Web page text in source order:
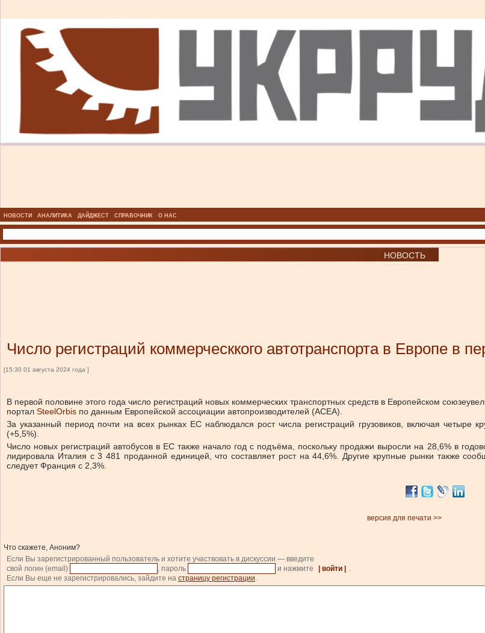
НОВОСТИ АНАЛИТИКА ДАЙДЖЕСТ СПРАВОЧНИК О НАС
НОВОСТЬ
Число регистраций коммерческкого автотранспорта в Европе в
[15:30 01 августа 2024 года ]
В первой половине этого года число регистраций новых коммерческих транспортных средств в Европейском
портал SteelOrbis по данным Европейской ассоциации автопроизводителей (ACEA).
За указанный период почти на всех рынках ЕС наблюдался рост числа регистраций грузовиков, включая
(+5,5%).
Число новых регистраций автобусов в ЕС также начало год с подъёма, поскольку продажи выросли на 28,6% в
лидировала Италия с 3 481 проданной единицей, что составляет рост на 44,6%. Другие крупные рынки также
следует Франция с 2,3%.
версия для печати >>
Что скажете, Аноним?
Если Вы зарегистрированный пользователь и хотите участвовать в дискуссии — введите
свой логин (email)
, пароль и нажмите | войти |
.
Если Вы еще не зарегистрировались, зайдите на страницу регистрации.